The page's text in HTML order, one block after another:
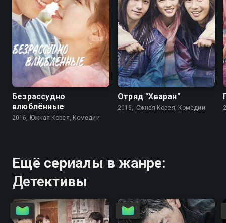
8.1 7.7
Безрассудно
влюблённые
2016, Южная Корея, Комедии
8.5 8.0
Отряд "Хваран"
2016, Южная Корея, Комедии
Ещё сериалы в жанре:
Детективы